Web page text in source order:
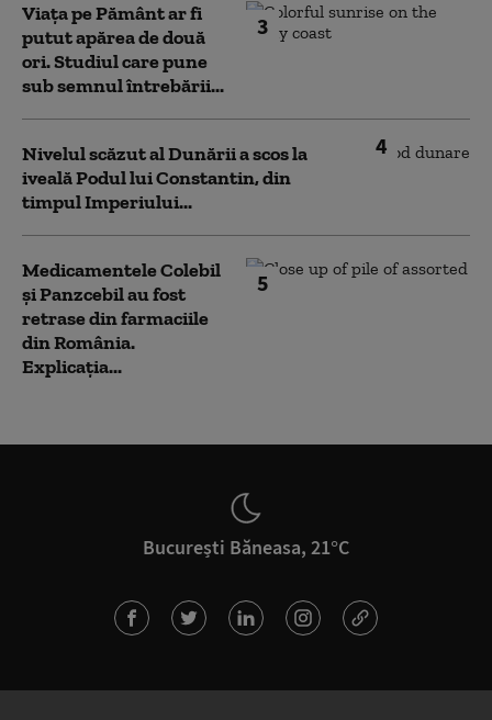
3
Viața pe Pământ ar fi
putut apărea de două
ori. Studiul care pune
sub semnul întrebării...
4
Nivelul scăzut al Dunării a scos la
iveală Podul lui Constantin, din
timpul Imperiului...
5
Medicamentele Colebil
și Panzcebil au fost
retrase din farmaciile
din România.
Explicația...
București Băneasa, 21°C